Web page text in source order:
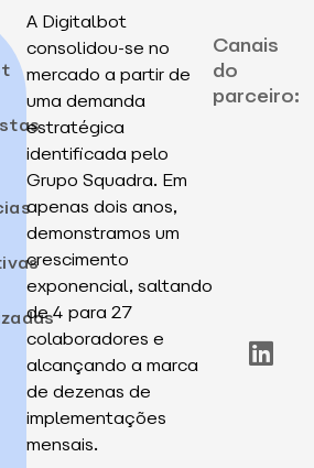
A Digitalbot
consolidou-se no
mercado a partir de
uma demanda
estratégica
identificada pelo
Grupo Squadra. Em
apenas dois anos,
demonstramos um
crescimento
exponencial, saltando
de 4 para 27
colaboradores e
alcançando a marca
de dezenas de
implementações
mensais.
Canais
do
parceiro: